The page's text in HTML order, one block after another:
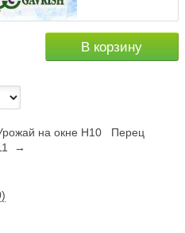
В корзину
на окне Н10
Перец
→